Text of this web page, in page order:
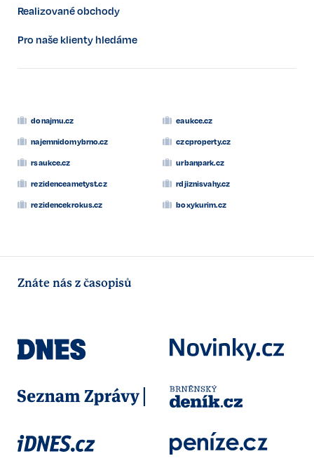
Realizované obchody
Pro naše klienty hledáme
donajmu.cz
eaukce.cz
najemnidomybrno.cz
czcproperty.cz
rsaukce.cz
urbanpark.cz
rezidenceametyst.cz
rdjiznisvahy.cz
rezidencekrokus.cz
boxykurim.cz
Znáte nás z časopisů